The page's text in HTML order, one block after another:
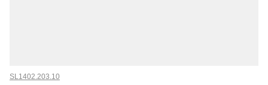
SL1402.203.10